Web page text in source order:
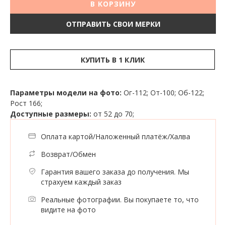
В КОРЗИНУ
ОТПРАВИТЬ СВОИ МЕРКИ
КУПИТЬ В 1 КЛИК
Параметры модели на фото: Ог-112; От-100; Об-122;
Рост 166;
Доступные размеры: от 52 до 70;
Оплата картой/Наложенный платёж/Халва
Возврат/Обмен
Гарантия вашего заказа до получения. Мы
страхуем каждый заказ
Реальные фотографии. Вы покупаете то, что
видите на фото